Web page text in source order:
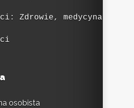
Zdrowie, medycyna
osobista